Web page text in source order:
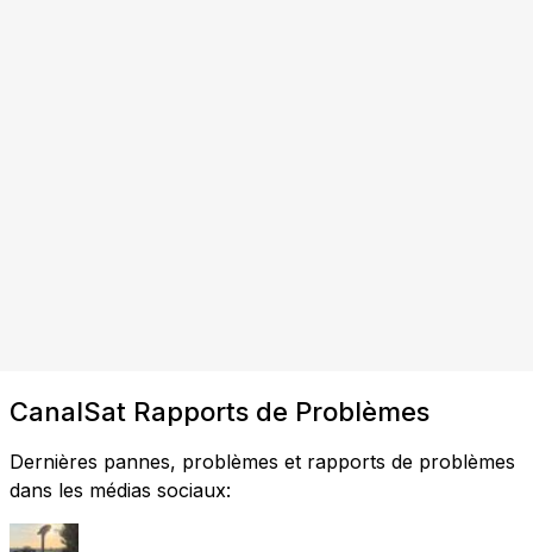
CanalSat Rapports de Problèmes
Dernières pannes, problèmes et rapports de problèmes
dans les médias sociaux: